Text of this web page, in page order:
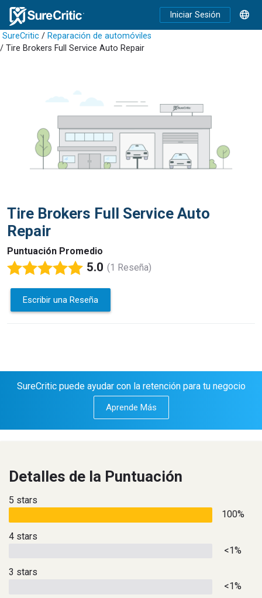
Iniciar Sesión
SureCritic / Reparación de automóviles
/ Tire Brokers Full Service Auto Repair
Tire Brokers Full Service Auto
Repair
Puntuación Promedio
5.0 (1 Reseña)
Escribir una Reseña
SureCritic puede ayudar con la retención para tu negocio
Aprende Más
Detalles de la Puntuación
5 stars
100%
4 stars
<1%
3 stars
<1%